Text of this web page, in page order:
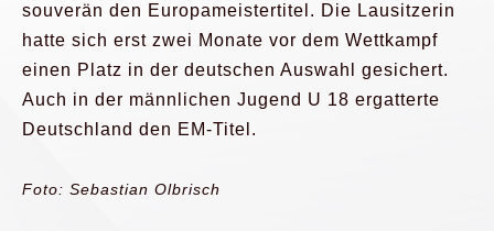
souverän den Europameistertitel. Die Lausitzerin
hatte sich erst zwei Monate vor dem Wettkampf
einen Platz in der deutschen Auswahl gesichert.
Auch in der männlichen Jugend U 18 ergatterte
Deutschland den EM-Titel.
Foto: Sebastian Olbrisch